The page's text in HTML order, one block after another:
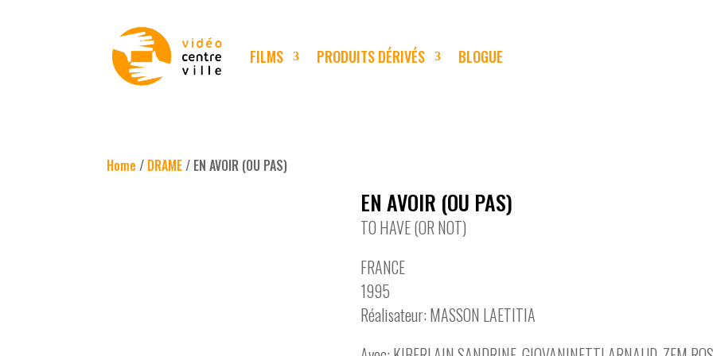
FILMS PRODUITS DÉRIVÉS BLOGUE
Home / DRAME/ EN AVOIR (OU PAS)
EN AVOIR (OU PAS)
TO HAVE (OR NOT)
FRANCE
1995
Réalisateur: MASSON LAETITIA